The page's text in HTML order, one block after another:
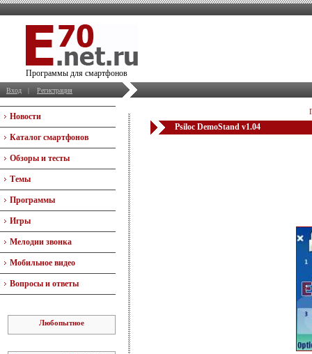
Программы для смартфонов
Вход | Регистрация
Новости
Каталог смартфонов
Обзоры и тесты
Темы
Программы
Игры
Мелодии звонка
Мобильное видео
Вопросы и ответы
Любопытное
Psiloc DemoStand v1.04